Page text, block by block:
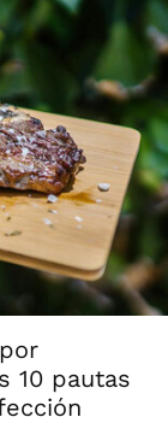
10 pautas